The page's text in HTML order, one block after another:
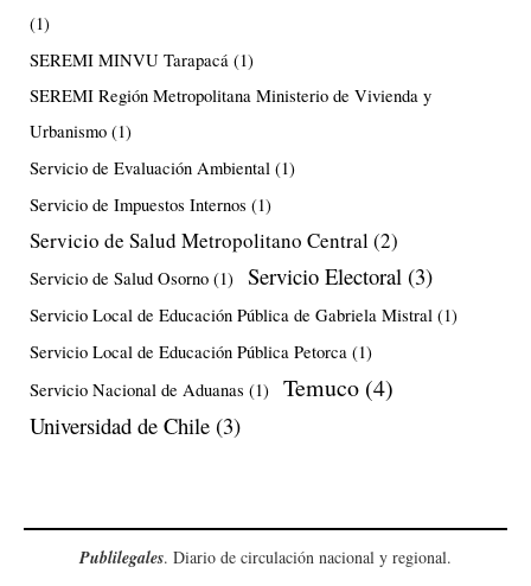
(1)
SEREMI MINVU Tarapacá (1)
SEREMI Región Metropolitana Ministerio de Vivienda y
Urbanismo (1)
Servicio de Evaluación Ambiental (1)
Servicio de Impuestos Internos (1)
Servicio de Salud Metropolitano Central(2)
Servicio de Salud Osorno (1) Servicio Electoral (3)
Servicio Local de Educación Pública de Gabriela Mistral (1)
Servicio Local de Educación Pública Petorca (1)
Servicio Nacional de Aduanas (1) Temuco (4)
Universidad de Chile (3)
Publilegales. Diario de circulación nacional y regional.